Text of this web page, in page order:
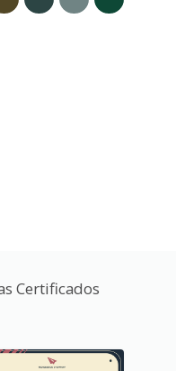
Certificados